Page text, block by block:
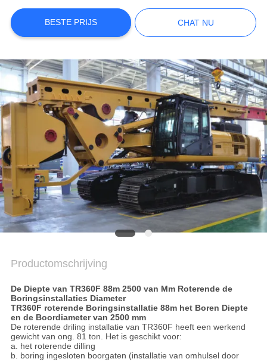
NEWS
PRIVACYBELEID
BESTE PRIJS CHAT NU
Productomschrijving
De Diepte van TR360F 88m 2500 van Mm Roterende de
Boringsinstallaties Diameter
TR360F roterende Boringsinstallatie 88m het Boren Diepte
en de Boordiameter van 2500 mm
De roterende driling installatie van TR360F heeft een werkend
gewicht van ong. 81 ton. Het is geschikt voor:
a. het roterende dilling
b. boring ingesloten boorgaten (installatie van omhulsel door